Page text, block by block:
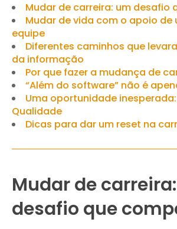
Mudar de carreira: um desafio
Mudar de vida com o apoio de
equipe
Diferentes caminhos que
da informação
Por que fazer a mudança de
“Além do software” não é
Uma oportunidade
Qualidade
Dicas para dar um reset na
Mudar de
desafio que